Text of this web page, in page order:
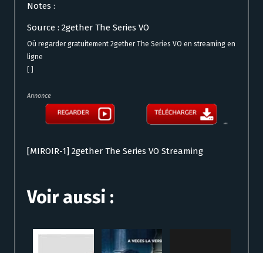
Notes :
Source : 2gether The Series VO
Où regarder gratuitement 2gether The Series VO en streaming en
ligne
Annonce
[MIROIR-1] 2gether The Series VO Streaming
Voir aussi :